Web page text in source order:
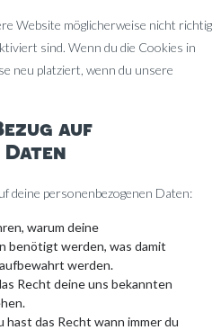
Website möglicherweise nicht richtig
sind. Wenn du die Cookies in
neu platziert, wenn du unsere
auf
Daten
deine personenbezogenen Daten:
warum deine
benötigt werden, was damit
werden.
Recht deine uns bekannten
das Recht wann immer du